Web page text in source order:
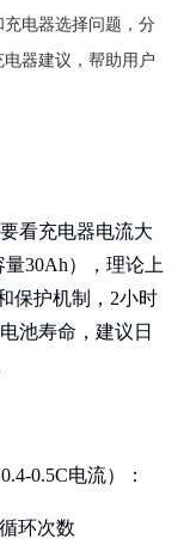
电器选择问题，分
器建议，帮助用户
看充电器电流大
30Ah），理论上
保护机制，2小时
池寿命，建议日
0.5C电流）：
环次数